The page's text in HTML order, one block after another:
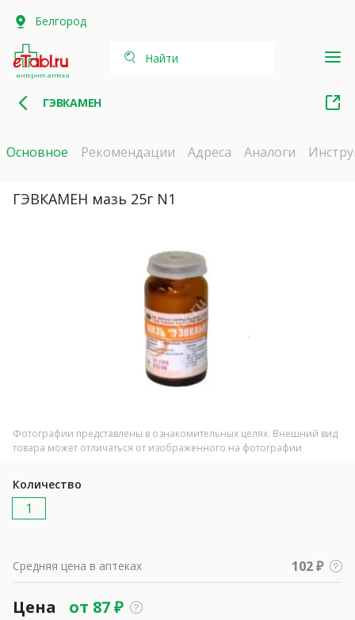
Белгород
интернет-аптека
Найти
ГЭВКАМЕН
Основное Рекомендации Адреса Аналоги
ГЭВКАМЕН мазь 25г N1
Фотографии представлены в ознакомительных целях. Внешний вид
товара может отличаться от изображенного на фотографии
Количество
1
Средняя цена в аптеках 102 ₽
Цена от 87₽